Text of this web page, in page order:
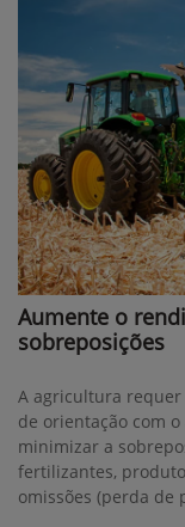
Aumente o
sobreposições
A agricultura
de orientação com
minimizar a
fertilizantes,
omissões (perda de